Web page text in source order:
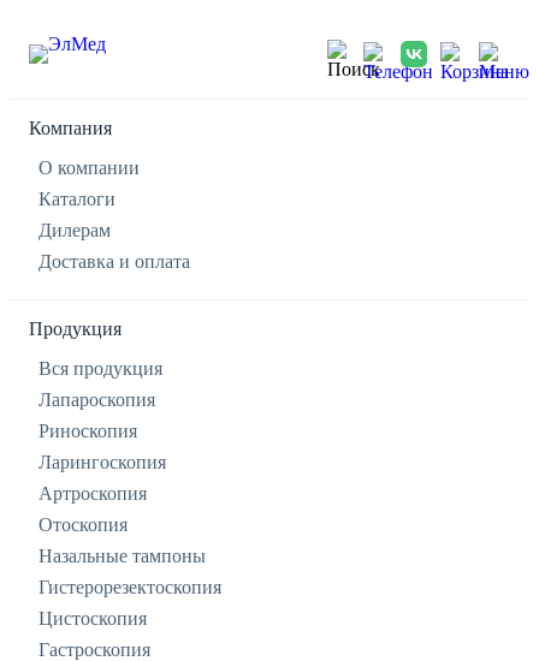
Компания
О компании
Каталоги
Дилерам
Доставка и оплата
Продукция
Вся продукция
Лапароскопия
Риноскопия
Ларингоскопия
Артроскопия
Отоскопия
Назальные тампоны
Гистерорезектоскопия
Цистоскопия
Гастроскопия